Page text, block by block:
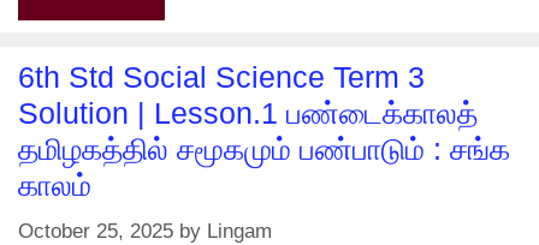
6th Std Social Science Term 3
Solution | Lesson.1 பண்டைக்காலத்
தமிழகத்தில் சமூகமும் பண்பாடும் : சங்க
காலம்
October 25, 2025 by Lingam